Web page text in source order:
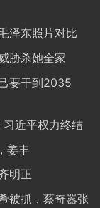
泽东照片对比
胁杀她全家
要干到2035
近平权力终结
姜丰
明正
被抓，蔡奇嚣张